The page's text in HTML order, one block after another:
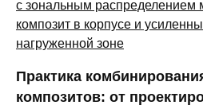
Практика
композитов: от